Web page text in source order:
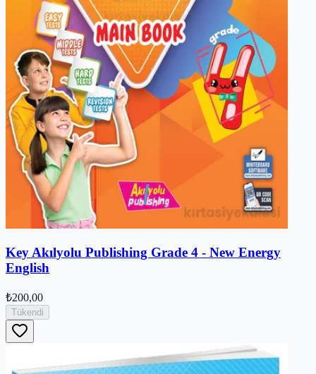
Key Akılyolu Publishing Grade 4 - New Energy
English
₺200,00
Tükendi